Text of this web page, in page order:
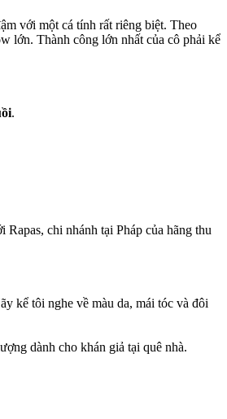
với một cá tính rất riêng biệt. Theo
lớn. Thành công lớn nhất của cô phải kể
.
chi nhánh tại Pháp của hãng thu
kể tôi nghe về màu da, mái tóc và đôi
dành cho khán giả tại quê nhà.